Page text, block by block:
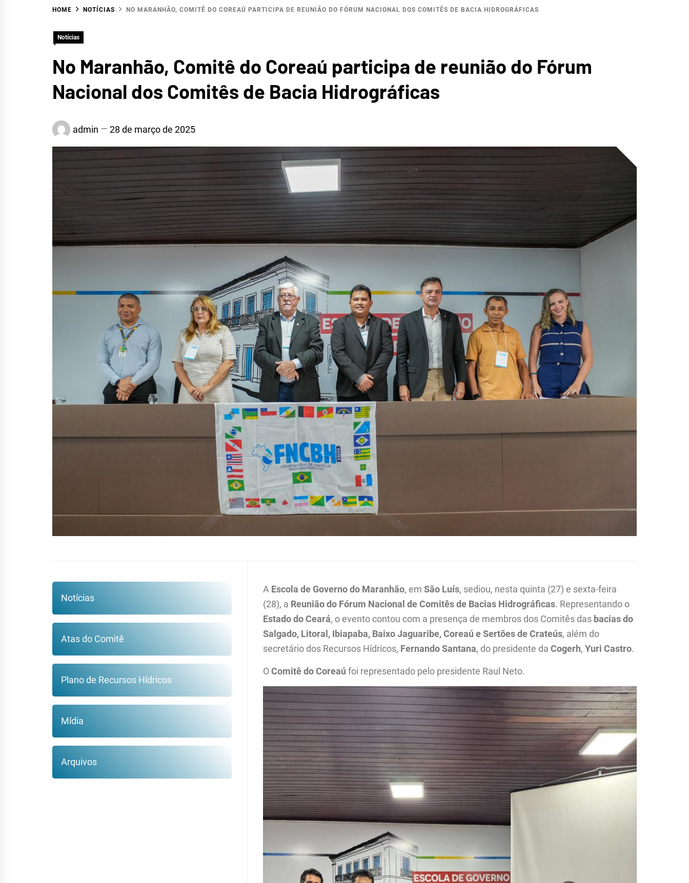
HIDROGRÁFICA DO
COREAÚ
HOME NOTÍCIAS NO MARANHÃO, COMITÊ DO COREAÚ PARTICIPA DE REUNIÃO DO FÓRUM NACIONAL DOS COMITÊS DE BACIA HIDROGRÁFICAS
Notícias
No Maranhão, Comitê do Coreaú participa de reunião do Fórum
Nacional dos Comitês de Bacia Hidrográficas
admin 28 de março de 2025
A Escola de Governo do Maranhão, emSão Luís, sediou, nesta quinta (27) e sexta-feira
(28), a Reunião do Fórum Nacional de Comitês de Bacias Hidrográficas. Representando o
Estado do Ceará, o evento contou com a presença de membros dos Comitês das bacias do
Salgado, Litoral, Ibiapaba, Baixo Jaguaribe, Coreaú e Sertões de Crateús, além do
secretário dos Recursos Hídricos, Fernando Santana, do presidente daCogerh,Yuri Castro.
OComitê do Coreaú foi representado pelo presidente Raul Neto.
Notícias
Atas do Comitê
Plano de Recursos Hídricos
Mídia
Arquivos